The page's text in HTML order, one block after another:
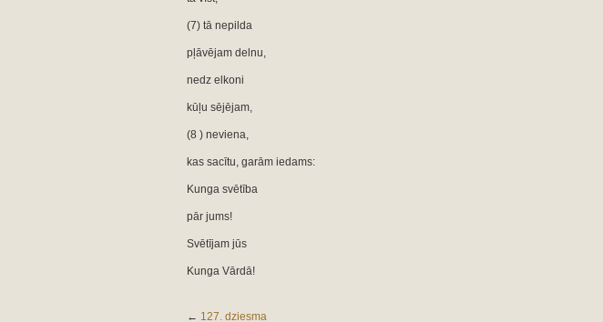
(7) tā nepilda
pļāvējam delnu,
nedz elkoni
kūļu sējējam,
(8 ) neviena,
kas sacītu, garām iedams:
Kunga svētība
pār jums!
Svētījam jūs
Kunga Vārdā!
← 127. dziesma